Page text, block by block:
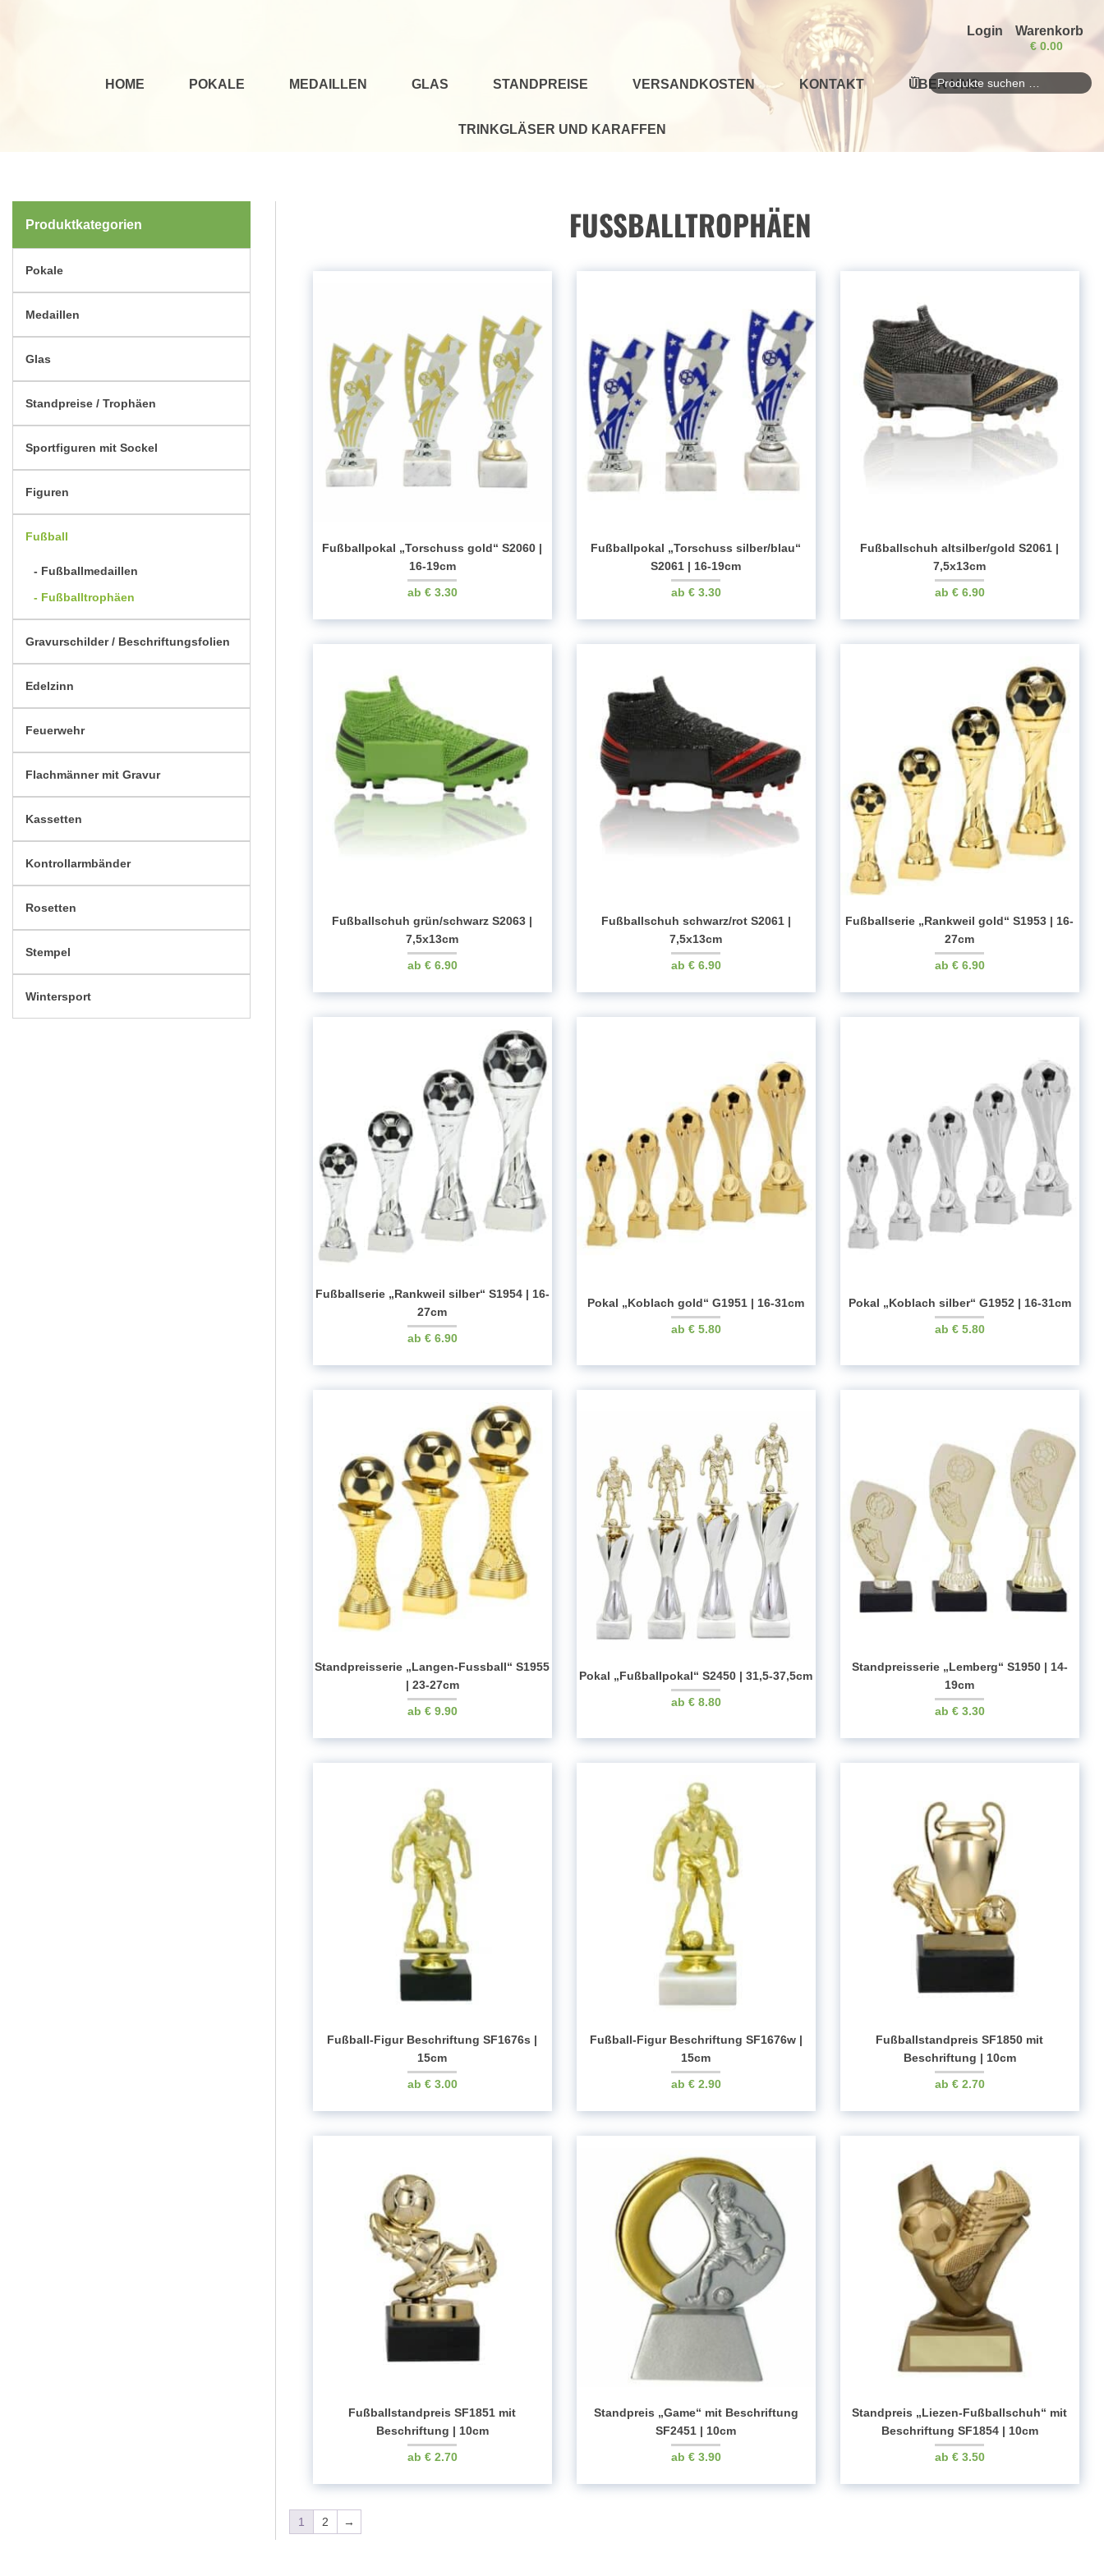
Login Warenkorb
€ 0.00
HOME POKALE MEDAILLEN GLAS STANDPREISE VERSANDKOSTEN KONTAKT ÜBER UNS
TRINKGLÄSER UND KARAFFEN
Suchen
Produktkategorien
Pokale
Medaillen
Glas
Standpreise / Trophäen
Sportfiguren mit Sockel
Figuren
Fußball
Fußballmedaillen
Fußballtrophäen
Gravurschilder / Beschriftungsfolien
Edelzinn
Feuerwehr
Flachmänner mit Gravur
Kassetten
Kontrollarmbänder
Rosetten
Stempel
Wintersport
FUSSBALLTROPHÄEN
Fußballpokal „Torschuss gold“ S2060 |
16-19cm
€3.30
Fußballpokal „Torschuss silber/blau“
S2061 | 16-19cm
€3.30
Fußballschuh altsilber/gold S2061 |
7,5x13cm
€6.90
Fußballschuh grün/schwarz S2063 |
7,5x13cm
€6.90
Fußballschuh schwarz/rot S2061 |
7,5x13cm
€6.90
Fußballserie „Rankweil gold“ S1953 | 16-
27cm
€6.90
Fußballserie „Rankweil silber“ S1954 | 16-
27cm
€6.90
Pokal „Koblach gold“ G1951 | 16-31cm
€5.80
Pokal „Koblach silber“ G1952 | 16-31cm
€5.80
Standpreisserie „Langen-Fussball“ S1955
| 23-27cm
€9.90
Pokal „Fußballpokal“ S2450 | 31,5-37,5cm
€8.80
Standpreisserie „Lemberg“ S1950 | 14-
19cm
€3.30
Fußball-Figur Beschriftung SF1676s |
15cm
€3.00
Fußball-Figur Beschriftung SF1676w |
15cm
€2.90
Fußballstandpreis SF1850 mit
Beschriftung | 10cm
€2.70
Fußballstandpreis SF1851 mit
Beschriftung | 10cm
€2.70
Standpreis „Game“ mit Beschriftung
SF2451 | 10cm
€3.90
Standpreis „Liezen-Fußballschuh“ mit
Beschriftung SF1854 | 10cm
€3.50
1 2 →